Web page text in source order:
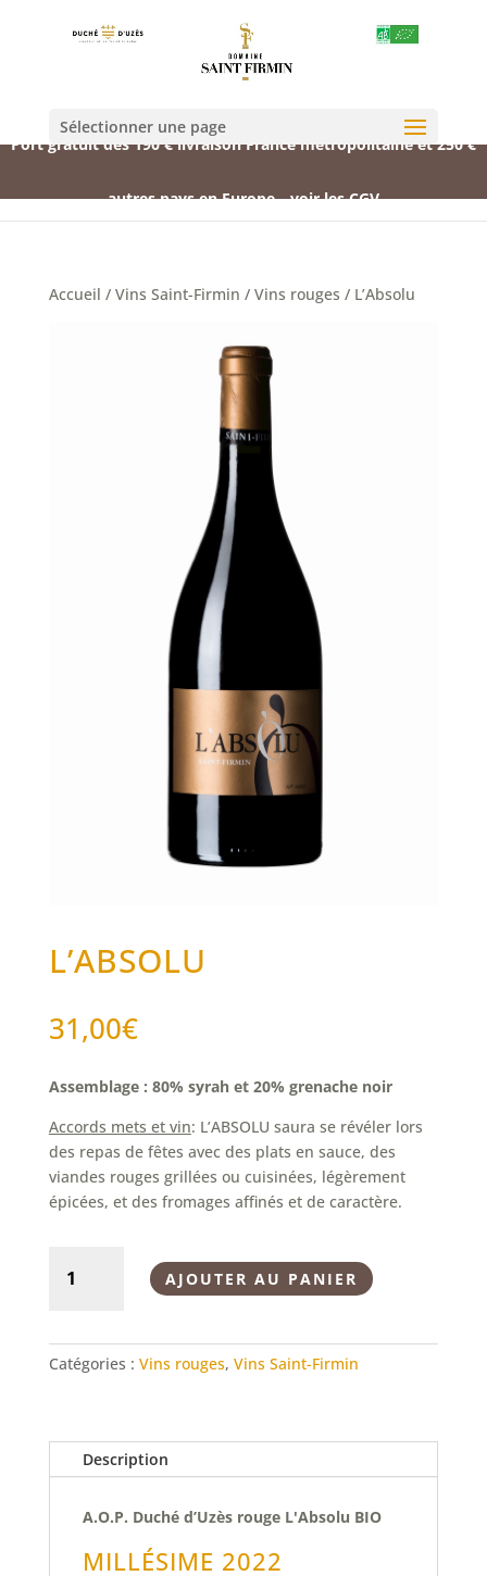
Sélectionner une page
Port gratuit dès 190 € livraison France métropolitaine et 250 €
autres pays en Europe voir les CGV
Accueil / Vins Saint-Firmin / Vins rouges / L’Absolu
L’ABSOLU
31,00€
Assemblage : 80% syrah et 20% grenache noir
Accords mets et vin: L’ABSOLU saura se révéler lors
des repas de fêtes avec des plats en sauce, des
viandes rouges grillées ou cuisinées, légèrement
épicées, et des fromages affinés et de caractère.
AJOUTER AU PANIER
Catégories : Vins rouges, Vins Saint-Firmin
Description
A.O.P. Duché d’Uzès rouge L'Absolu BIO
MILLÉSIME 2022